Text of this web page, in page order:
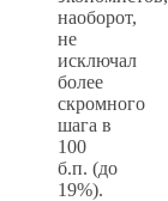
наоборот,
не
исключал
более
скромного
шага в
100
б.п. (до
19%).